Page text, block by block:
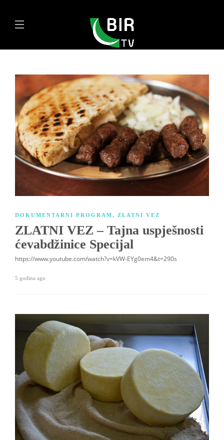
DOKUMENTARNI PROGRAM, ZLATNI VEZ
ZLATNI VEZ – Tajna uspješnosti
ćevabdžinice Specijal
https://www.youtube.com/watch?v=kVW-EYg0em4&t=290s
5 godina ago